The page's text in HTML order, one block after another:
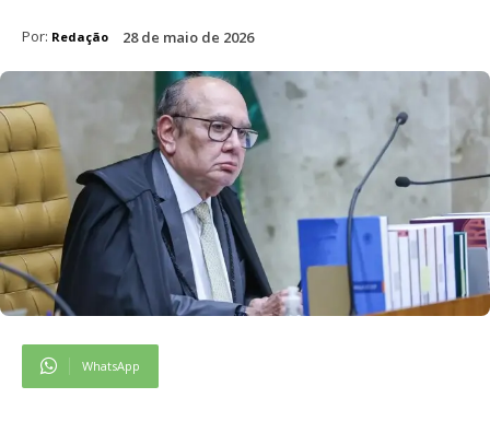
Por: Redação 28 de maio de 2026
WhatsApp